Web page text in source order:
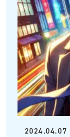
2024.04.07